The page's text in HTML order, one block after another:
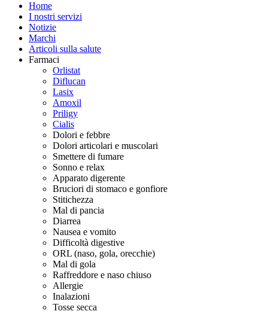
Home
I nostri servizi
Notizie
Marchi
Articoli sulla salute
Farmaci
Orlistat
Diflucan
Lasix
Amoxil
Priligy
Cialis
Dolori e febbre
Dolori articolari e muscolari
Smettere di fumare
Sonno e relax
Apparato digerente
Bruciori di stomaco e gonfiore
Stitichezza
Mal di pancia
Diarrea
Nausea e vomito
Difficoltà digestive
ORL (naso, gola, orecchie)
Mal di gola
Raffreddore e naso chiuso
Allergie
Inalazioni
Tosse secca